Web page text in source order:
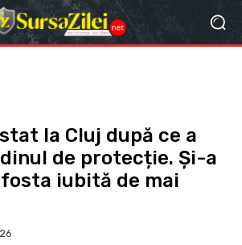
la Cluj după ce a
de protecție. Și-a
iubită de mai